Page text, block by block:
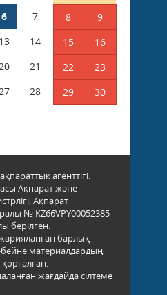
6 7 8
9
13 14 15
16
20 21 22
23
27 28 29
30
агенттігі.
Ақпарат және
Ақпарат
№ KZ66VPY00052385
берілген.
барлық
материалдардың
жағдайда сілтеме